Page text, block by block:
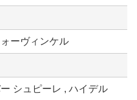
ーヴィンケル
シュピーレ , ハイデル